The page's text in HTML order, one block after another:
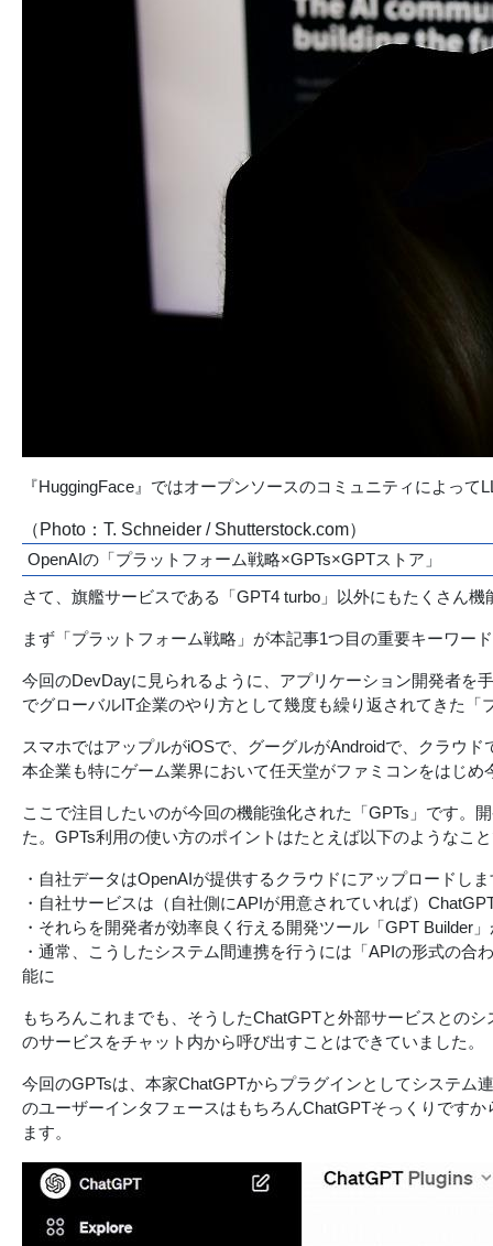
『HuggingFace』ではオープンソースのコミュニティによっ
（Photo：T. Schneider / Shutterstock.com）
OpenAIの「プラットフォーム戦略×GPTs×GPTストア」
さて、旗艦サービスである「GPT4 turbo」以外にもたくさん
まず「プラットフォーム戦略」が本記事1つ目の重要キーワー
今回のDevDayに見られるように、アプリケーション開発者を
でグローバルIT企業のやり方として幾度も繰り返されてきた「
スマホではアップルがiOSで、グーグルがAndroidで、クラウ
本企業も特にゲーム業界において任天堂がファミコンをはじ
ここで注目したいのが今回の機能強化された「GPTs」です。
た。GPTs利用の使い方のポイントはたとえば以下のようなこ
・自社データはOpenAIが提供するクラウドにアップロードし
・自社サービスは（自社側にAPIが用意されていれば）
・それらを開発者が効率良く行える開発ツール「GPT Builder
・通常、こうしたシステム間連携を行うには「APIの形式の
能に
もちろんこれまでも、そうしたChatGPTと外部サービスとの
のサービスをチャット内から呼び出すことはできていました。
今回のGPTsは、本家ChatGPTからプラグインとしてシステム
のユーザーインタフェースはもちろんChatGPTそっくりです
ます。